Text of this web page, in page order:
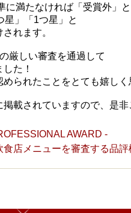
満たなければ「受賞外」と
星」「1つ星」と
れます。
厳しい審査を通過して
た！
られたことをとても嬉しく
載されていますので、是非
AWARD -
店メニューを審査する品評